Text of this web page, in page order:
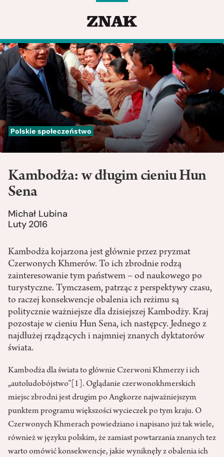
Polskie społeczeństwo
Kambodża: w długim cieniu Hun
Sena
Michał Lubina
Luty 2016
Kambodża kojarzona jest głównie przez pryzmat
Czerwonych Khmerów. To ich zbrodnie rodzą
zainteresowanie tym państwem – od naukowego po
turystyczne. Tymczasem, patrząc z perspektywy czasu,
to raczej konsekwencje obalenia ich reżimu są
politycznie ważniejsze dla dzisiejszej Kambodży. Kraj
pozostaje w cieniu Hun Sena, ich następcy. Jednego z
najdłużej rządzących i najmniej znanych dyktatorów
świata.
Kambodża dla świata to głównie Czerwoni Khmerzy i ich
„autoludobójstwo” [1] . Oglądanie czerwonokhmerskich
miejsc zbrodni jest drugim po Angkorze najważniejszym
punktem programu większości wycieczek po tym kraju. O
Czerwonych Khmerach powiedziano i napisano już tak wiele,
również w języku polskim, że zamiast powtarzania znanych tez
warto omówić konsekwencje, jakie wyniknęły z obalenia ich